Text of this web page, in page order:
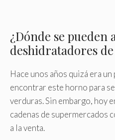
¿Dónde se
deshidratadores
Hace unos años quizá era
encontrar este horno para
verduras. Sin embargo, hoy
cadenas de supermercados
a la venta.